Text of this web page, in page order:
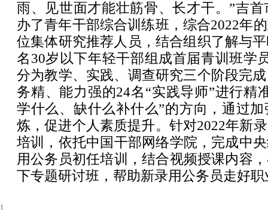
雨、见世面才能壮筋骨、长才干。”吉
办了青年干部综合训练班，综合2022年
位集体研究推荐人员，结合组织了解与
名30岁以下年轻干部组成首届青训班学
分为教学、实践、调查研究三个阶段完
务精、能力强的24名“实践导师”进行精
学什么、缺什么补什么”的方向，通过
炼，促进个人素质提升。针对2022年新
培训，依托中国干部网络学院，完成中
用公务员初任培训，结合视频授课内容
下专题研讨班，帮助新录用公务员走好
1